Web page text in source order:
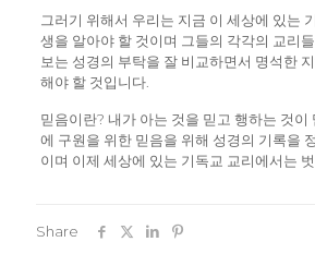
그러기 위해서 우리는 지금 이 세상에 있는
생을 알아야 할 것이며 그들의 각각의 교리
보는 성경의 부탁을 잘 비교하면서 명석한
해야 할 것입니다.
믿음이란? 내가 아는 것을 믿고 행하는 것이
에 구원을 위한 믿음을 위해 성경의 기록을
이며 이제 세상에 있는 기독교 교리에서는
Share